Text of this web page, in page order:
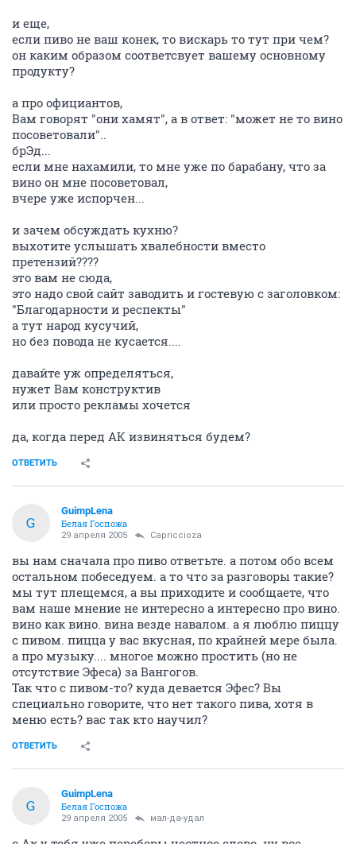
и еще,
если пиво не ваш конек, то вискарь то тут при чем?
он каким образом соответсвует вашему основному
продукту?
а про официантов,
Вам говорят "они хамят", а в ответ: "может не то вино
посоветовали"..
брЭд...
если мне нахамили, то мне уже по барабану, что за
вино он мне посоветовал,
вчере уже испорчен...
и зачем обсуждать кухню?
выхотите услышать хвалебности вместо
претензий????
это вам не сюда,
это надо свой сайт заводить и гостевую с заголовком:
"Благодарности и респекты"
а тут народ кусучий,
но без повода не кусается....
давайте уж определяться,
нужет Вам конструктив
или просто рекламы хочется
да, когда перед АК извиняться будем?
ОТВЕТИТЬ
G
GuimpLena
Белая Госпожа
29 апреля 2005 Capriccioza
вы нам сначала про пиво ответьте. а потом обо всем
остальном побеседуем. а то что за разговоры такие?
мы тут плещемся, а вы приходите и сообщаете, что
вам наше мнение не интересно а интересно про вино.
вино как вино. вина везде навалом. а я люблю пиццу
с пивом. пицца у вас вкусная, по крайней мере была.
а про музыку.... многое можно простить (но не
отсутствие Эфеса) за Вангогов.
Так что с пивом-то? куда девается Эфес? Вы
специально говорите, что нет такого пива, хотя в
меню есть? вас так кто научил?
ОТВЕТИТЬ
G
GuimpLena
Белая Госпожа
29 апреля 2005 мал-да-удал